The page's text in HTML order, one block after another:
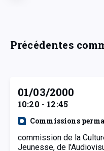
Précédentes
01/03/2000
10:20 - 12:45
Commissions
commission de la
Jeunesse, de